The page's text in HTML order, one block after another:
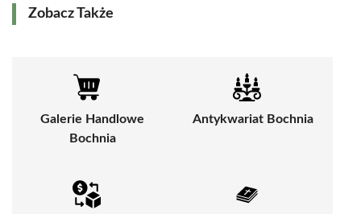
Zobacz Także
Galerie Handlowe
Bochnia
Antykwariat Bochnia